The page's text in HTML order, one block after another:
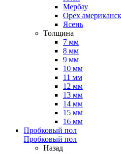
Мербау
Орех
Ясень
Толщина
7 мм
8 мм
9 мм
10 мм
11 мм
12 мм
13 мм
14 мм
15 мм
16 мм
Пробковый пол
Пробковый пол
Назад